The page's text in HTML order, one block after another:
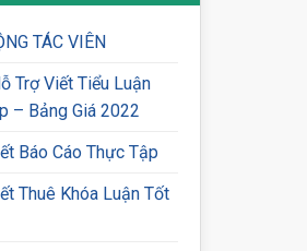
TÁC VIÊN
Trợ Viết Tiểu Luận
– Bảng Giá 2022
Báo Cáo Thực Tập
Thuê Khóa Luận Tốt